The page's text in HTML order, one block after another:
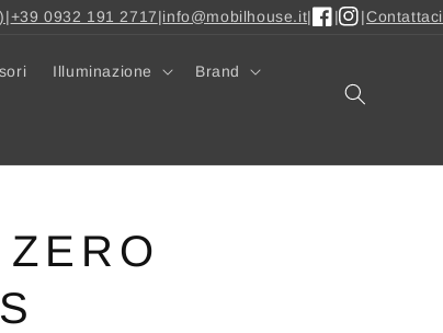
|+39 0932 191 2717|info@mobilhouse.it|
|
|Contattaci
Illuminazione Brand